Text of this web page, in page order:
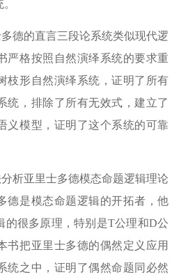
德的直言三段论系统类似现代逻
严格按照自然演绎系统的要求重
枝形自然演绎系统，证明了所有
统，排除了所有无效式，建立了
义模型，证明了这个系统的可靠
析亚里士多德模态命题逻辑理论
德是模态命题逻辑的开拓者，他
的很多原理，特别是T公理和D公
书把亚里士多德的偶然定义应用
统之中，证明了偶然命题同必然